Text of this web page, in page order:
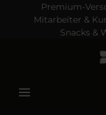
Premium-
Mitarbeiter &
Snacks &